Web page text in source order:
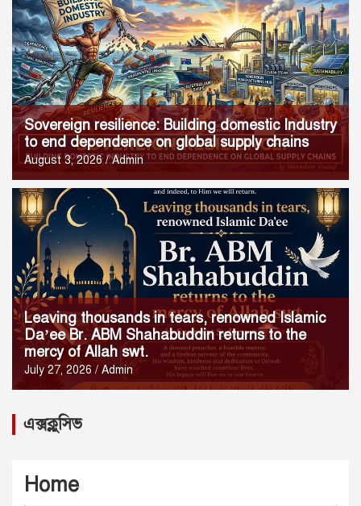
Sovereign resilience: Building domestic Industry
to end dependence on global supply chains
August 3, 2026 Admin
Leaving thousands in tears, renowned Islamic
Da’ee Br. ABM Shahabuddin returns to the
mercy of Allah swt.
July 27, 2026 Admin
এক্সক্লুসিভ
Home